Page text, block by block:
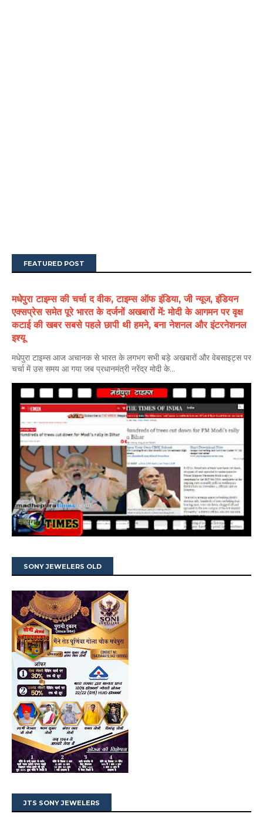
FEATURED POST
मधेपुरा टाइम्स की चर्चा द वीक, टाइम्स ऑफ इंडिया, जी न्यूज, इंडियन
एक्सप्रेस समेत पूरे भारत के दर्जनों अखबारों में: मोदी के आगमन पर वृक्ष
कटाई की खबर सबसे पहले छापी थी हमने, बना नेशनल और इंटरनेशनल
इश्यू
मधेपुरा टाइम्स आज अचानक से भारत के लगभग सभी बड़े अखबारों और वेबसाइट्स पर
चर्चा में उस समय आ गया जब प्रधानमंत्री नरेंद्र मोदी के...
SONY JEWELERS OLD
JTS SONY JEWELERS